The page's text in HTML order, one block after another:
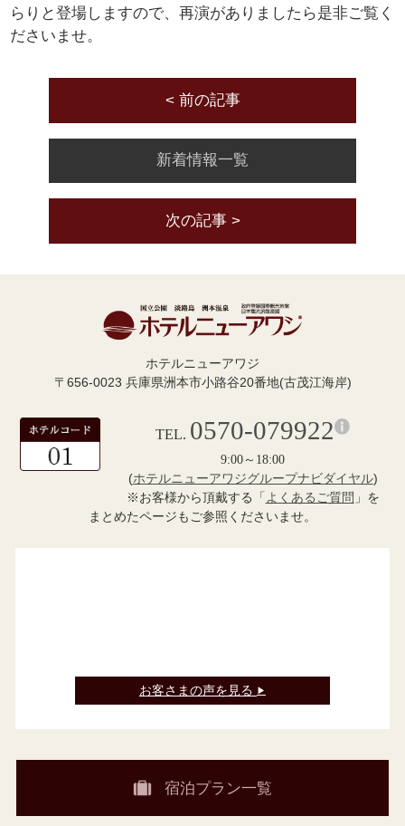
らりと登場しますので、再演がありましたら是非ご覧く
ださいませ。
< 前の記事
新着情報一覧
次の記事 >
ホテルニューアワジ
〒656-0023 兵庫県洲本市小路谷20番地(古茂江海岸)
TEL. 0570-079922
9:00～18:00
(ホテルニューアワジグループナビダイヤル)
※お客様から頂戴する「よくあるご質問 」を
まとめたページもご参照くださいませ。
お客さまの声を見る ▶
宿泊プラン一覧